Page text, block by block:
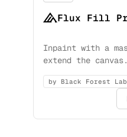
Flux Fill
Inpaint with a
extend the canvas.
by Black Forest